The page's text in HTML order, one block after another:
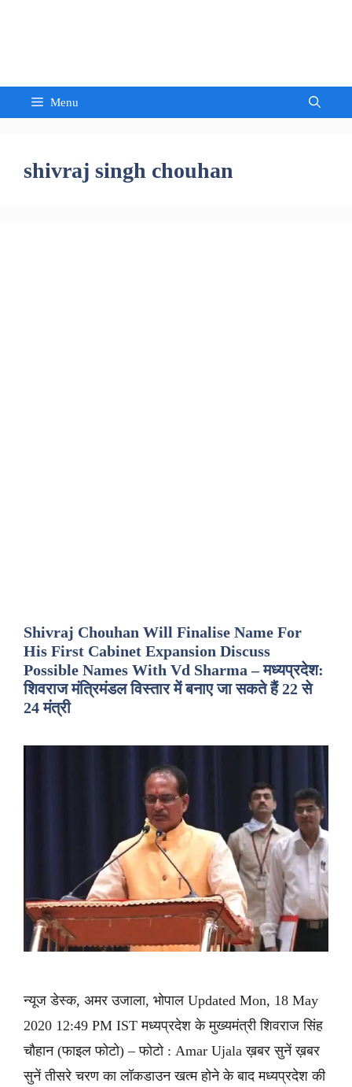
Menu
shivraj singh chouhan
Shivraj Chouhan Will Finalise Name For
His First Cabinet Expansion Discuss
Possible Names With Vd Sharma – मध्यप्रदेश:
शिवराज मंत्रिमंडल विस्तार में बनाए जा सकते हैं 22 से
24 मंत्री
न्यूज डेस्क, अमर उजाला, भोपाल Updated Mon, 18 May
2020 12:49 PM IST मध्यप्रदेश के मुख्यमंत्री शिवराज सिंह
चौहान (फाइल फोटो) – फोटो : Amar Ujala ख़बर सुनें ख़बर
सुनें तीसरे चरण का लॉकडाउन खत्म होने के बाद मध्यप्रदेश की